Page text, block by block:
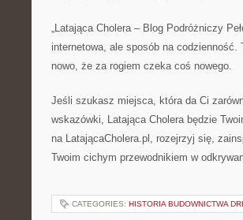
„Latająca Cholera – Blog Podróżniczy
internetowa, ale sposób na codzienność.
nowo, że za rogiem czeka coś nowego.
Jeśli szukasz miejsca, która da Ci
wskazówki, Latająca Cholera będzie
na LatającaCholera.pl, rozejrzyj się,
Twoim cichym przewodnikiem w
CATEGORIES: HISTORIA BUDOWNICTWA